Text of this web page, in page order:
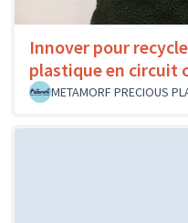
Innover pour
plastique en circuit
METAMORF PRECIOUS